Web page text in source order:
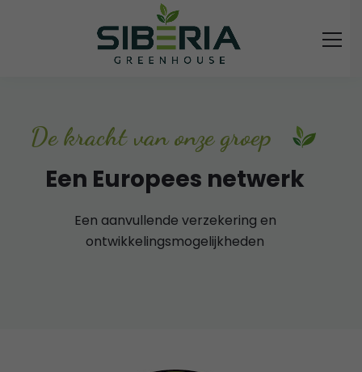
De kracht van onze groep
Een Europees netwerk
Een aanvullende verzekering en
ontwikkelingsmogelijkheden